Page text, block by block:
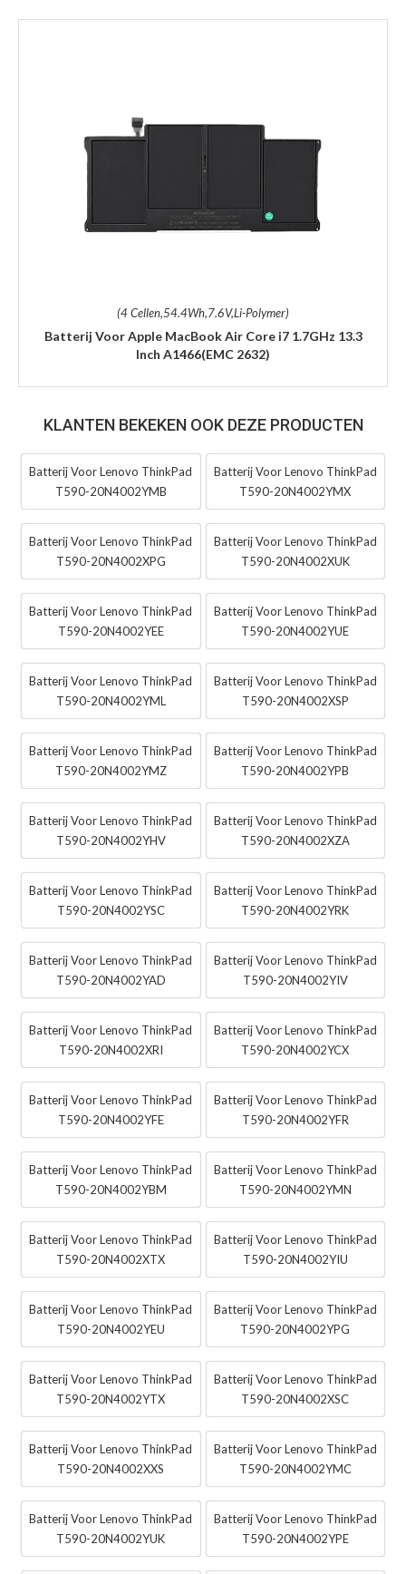
(4 Cellen,54.4Wh,7.6V,Li-Polymer)
Batterij Voor Apple MacBook Air Core i7 1.7GHz 13.3
Inch A1466(EMC 2632)
KLANTEN BEKEKEN OOK DEZE PRODUCTEN
Batterij Voor Lenovo ThinkPad
T590-20N4002YMB
Batterij Voor Lenovo ThinkPad
T590-20N4002YMX
Batterij Voor Lenovo ThinkPad
T590-20N4002XPG
Batterij Voor Lenovo ThinkPad
T590-20N4002XUK
Batterij Voor Lenovo ThinkPad
T590-20N4002YEE
Batterij Voor Lenovo ThinkPad
T590-20N4002YUE
Batterij Voor Lenovo ThinkPad
T590-20N4002YML
Batterij Voor Lenovo ThinkPad
T590-20N4002XSP
Batterij Voor Lenovo ThinkPad
T590-20N4002YMZ
Batterij Voor Lenovo ThinkPad
T590-20N4002YPB
Batterij Voor Lenovo ThinkPad
T590-20N4002YHV
Batterij Voor Lenovo ThinkPad
T590-20N4002XZA
Batterij Voor Lenovo ThinkPad
T590-20N4002YSC
Batterij Voor Lenovo ThinkPad
T590-20N4002YRK
Batterij Voor Lenovo ThinkPad
T590-20N4002YAD
Batterij Voor Lenovo ThinkPad
T590-20N4002YIV
Batterij Voor Lenovo ThinkPad
T590-20N4002XRI
Batterij Voor Lenovo ThinkPad
T590-20N4002YCX
Batterij Voor Lenovo ThinkPad
T590-20N4002YFE
Batterij Voor Lenovo ThinkPad
T590-20N4002YFR
Batterij Voor Lenovo ThinkPad
T590-20N4002YBM
Batterij Voor Lenovo ThinkPad
T590-20N4002YMN
Batterij Voor Lenovo ThinkPad
T590-20N4002XTX
Batterij Voor Lenovo ThinkPad
T590-20N4002YIU
Batterij Voor Lenovo ThinkPad
T590-20N4002YEU
Batterij Voor Lenovo ThinkPad
T590-20N4002YPG
Batterij Voor Lenovo ThinkPad
T590-20N4002YTX
Batterij Voor Lenovo ThinkPad
T590-20N4002XSC
Batterij Voor Lenovo ThinkPad
T590-20N4002XXS
Batterij Voor Lenovo ThinkPad
T590-20N4002YMC
Batterij Voor Lenovo ThinkPad
T590-20N4002YUK
Batterij Voor Lenovo ThinkPad
T590-20N4002YPE